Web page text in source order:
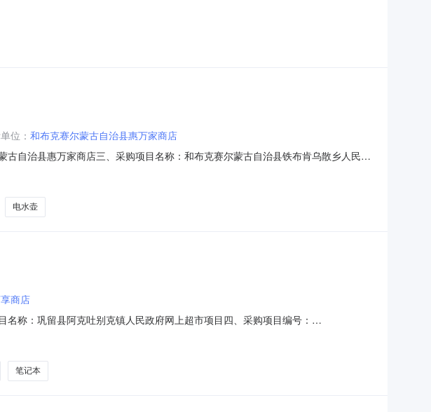
（箱）数量：4.00单价（元）：68.00规格型号（或
位： 和布克赛尔蒙古自治县惠万家商店
自治县惠万家商店三、采购项目名称：和布克赛尔蒙古自治县铁布肯乌散乡人民政
5.00592952美的FB40XQD61电饭煲电
电水壶
商店
称：巩留县阿克吐别克镇人民政府网上超市项目四、采购项目编号：
瓶/箱矿泉水/纯净水饮用天然水3
笔记本